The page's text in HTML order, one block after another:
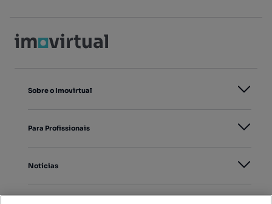
Sobre o Imovirtual
Para Profissionais
Notícias